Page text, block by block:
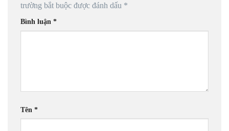
trường bắt buộc được đánh dấu *
Bình luận *
Tên *